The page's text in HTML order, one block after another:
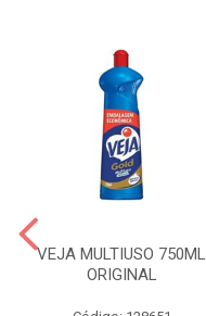
VEJA MULTIUSO 750ML
ORIGINAL